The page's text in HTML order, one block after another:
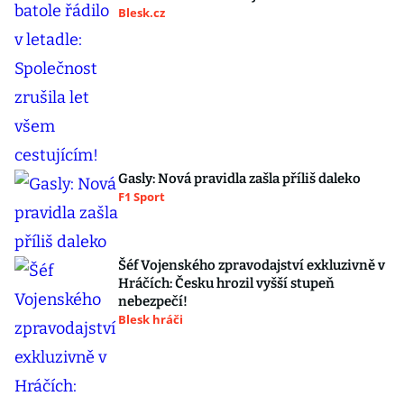
Blesk.cz
Gasly: Nová pravidla zašla příliš daleko
F1 Sport
Šéf Vojenského zpravodajství exkluzivně v
Hráčích: Česku hrozil vyšší stupeň
nebezpečí!
Blesk hráči